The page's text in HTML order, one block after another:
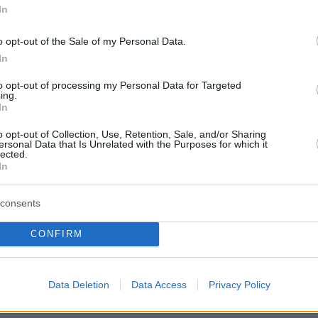
opt-out of the Sale of my Personal Data.
opt-out of processing my Personal Data for Targeted
opt-out of Collection, Use, Retention, Sale, and/or Sharing
Data that Is Unrelated with the Purposes for which it
CONFIRM
Data Deletion Data Access Privacy Policy
ετικέτα ενός κρασιού;